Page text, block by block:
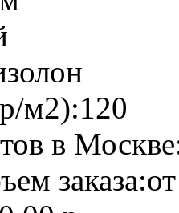
м2):120
в
заказа: